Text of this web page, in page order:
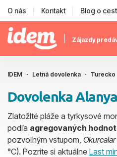
O nás Kontakt Blog o
Zájazdy
IDEM Letná dovolenka Turecko
Dovolenka
Zlatožlté pláže a tyrkysové
podľa agregovaných
pozvoľným vstupom,
°C). Pozrite si aktuálne Last